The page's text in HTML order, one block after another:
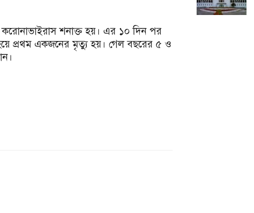
শনাক্ত হয়। এর ১০ দিন পর
প্রথম একজনের মৃত্যু হয়। গেল বছরের ৫ ও